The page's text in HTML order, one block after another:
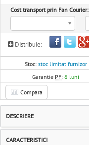
Cost transport prin Fan Courier:
Distribuie:
Stoc: stoc limitat furnizor
Garantie PF:6 luni
Compara
DESCRIERE
CARACTERISTICI